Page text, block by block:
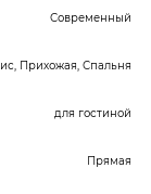
Современный
Прихожая, Спальня
для гостиной
Прямая